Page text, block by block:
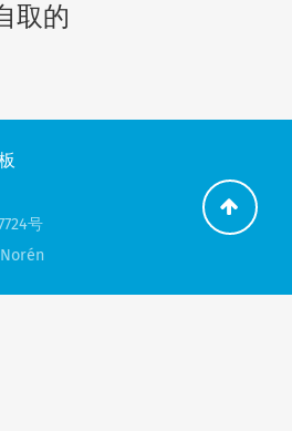
取的
号